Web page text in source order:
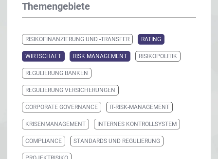
Themengebiete
RISIKOFINANZIERUNG UND -TRANSFER RATING
WIRTSCHAFT RISK MANAGEMENT RISIKOPOLITIK
REGULIERUNG BANKEN
REGULIERUNG VERSICHERUNGEN
CORPORATE GOVERNANCE IT-RISK-MANAGEMENT
KRISENMANAGEMENT INTERNES KONTROLLSYSTEM
COMPLIANCE STANDARDS UND REGULIERUNG